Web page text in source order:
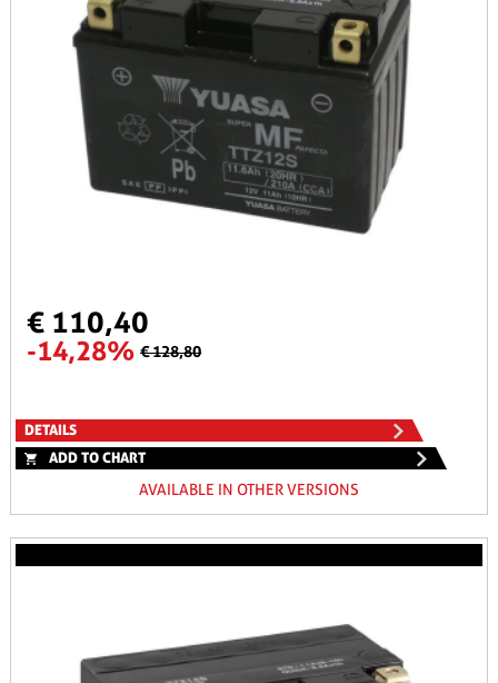
€ 110,40
-14,28% € 128,80
DETAILS
ADD TO CHART
AVAILABLE IN OTHER VERSIONS